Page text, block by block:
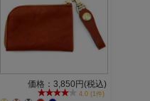
価格：3,850円(税込)
4.0 (1件)